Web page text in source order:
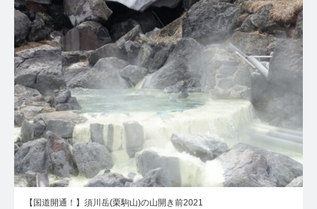
【国道開通！】須川岳(栗駒山)の山開き前2021